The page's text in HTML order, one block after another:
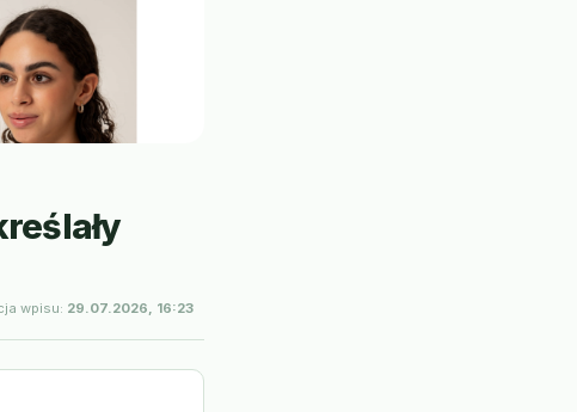
wpisu: 29.07.2026, 16:23